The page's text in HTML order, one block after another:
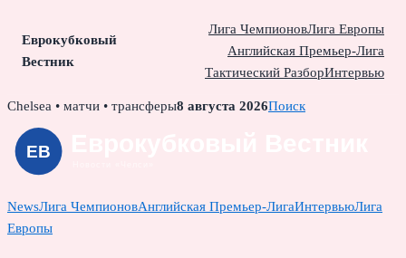
Еврокубковый
Вестник
Лига ЧемпионовЛига Европы
Английская Премьер-Лига
Тактический РазборИнтервью
Skip
content
Chelsea • матчи • трансферы8 августа 2026Поиск
NewsЛига ЧемпионовАнглийская Премьер-ЛигаИнтервьюЛига
Европы